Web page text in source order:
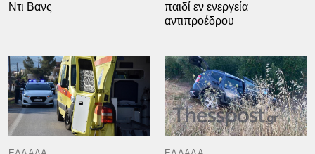
Ντι Βανς
παιδί εν ενεργεία
αντιπροέδρου